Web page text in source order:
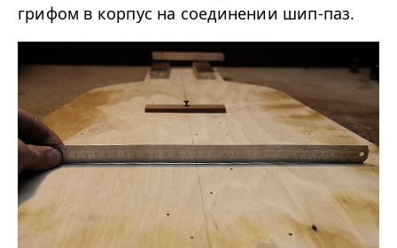
грифом в корпус на соединении шип-паз.